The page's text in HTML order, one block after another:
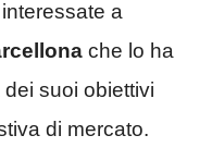
a
che lo ha
suoi obiettivi
di mercato.